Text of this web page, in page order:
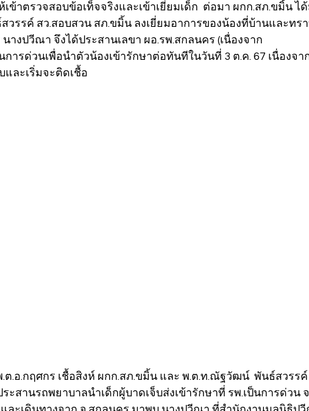
ข้าตรวจสอบข้อเท็จจริงและเข้าเยี่ยมเด็ก  ต่อมา ผกก.สภ.ขมิ้น ไ
วรรค์ สว.สอบสวน สภ.ขมิ้น ลงเยี่ยมอาการของน้องที่บ้านและทร
างปวีณา จึงได้ประสานเลขา ผอ.รพ.สกลนคร (เนื่องจาก
การด่วนเพื่อนำตัวน้องเข้ารักษาต่อทันทีในวันที่ 3 ต.ค. 67 เนื่องจา
และเริ่มจะติดเชื้อ
.อ.กฤศกร เชื้อสิงห์ ผกก.สภ.ขมิ้น และ พ.ต.ท.ณัฐวัฒน์  พันธ์สวรรค์
ะสานรถพยาบาลนำเด็กผู้บาดเจ็บส่งเข้ารักษาที่ รพ.เป็นการด่วน